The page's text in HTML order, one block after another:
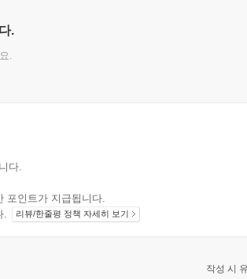
.
.
다.
포인트가 지급됩니다.
리뷰/한줄평 정책 자세히 보기
작성 시